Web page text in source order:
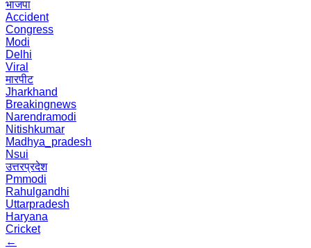
भाजपा
Accident
Congress
Modi
Delhi
Viral
मारपीट
Jharkhand
Breakingnews
Narendramodi
Nitishkumar
Madhya_pradesh
Nsui
उत्तरप्रदेश
Pmmodi
Rahulgandhi
Uttarpradesh
Haryana
Cricket
←